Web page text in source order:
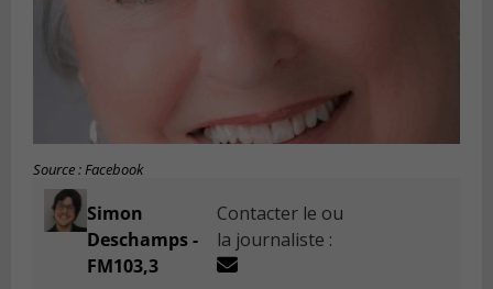
Source : Facebook
Simon
Deschamps -
FM103,3
Contacter le ou
la journaliste :